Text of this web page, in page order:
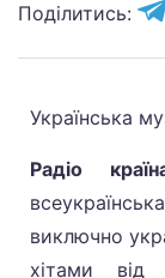
Поділитись:
Українська
Радіо
виключно
хітами від